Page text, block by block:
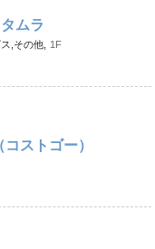
ムラ
,その他, 1F
ストゴー）